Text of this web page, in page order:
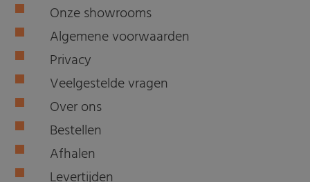
Onze showrooms
Algemene voorwaarden
Privacy
Veelgestelde vragen
Over ons
Bestellen
Afhalen